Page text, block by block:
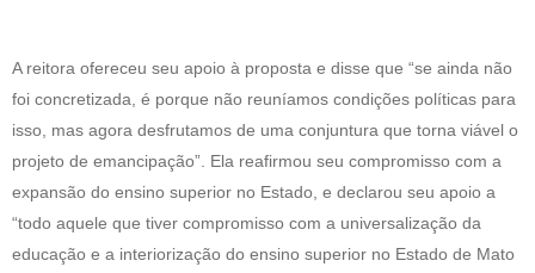
A reitora ofereceu seu apoio à proposta e disse que “se ainda não
foi concretizada, é porque não reuníamos condições políticas para
isso, mas agora desfrutamos de uma conjuntura que torna viável o
projeto de emancipação”. Ela reafirmou seu compromisso com a
expansão do ensino superior no Estado, e declarou seu apoio a
“todo aquele que tiver compromisso com a universalização da
educação e a interiorização do ensino superior no Estado de Mato